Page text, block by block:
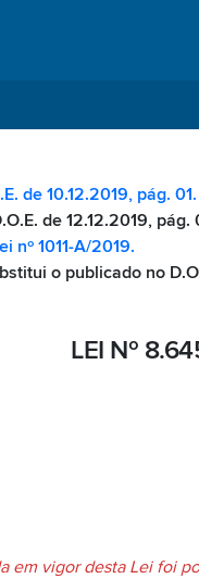
de 10.12.2019, pág. 01.
de 12.12.2019, pág.
nº 1011-A/2019.
o publicado no
LEI Nº
em vigor desta Lei foi